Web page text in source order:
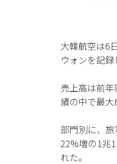
大韓航空は6
ウォンを記録
売上高は前
績の中で最大
部門別に、
22%増の1兆
れた。